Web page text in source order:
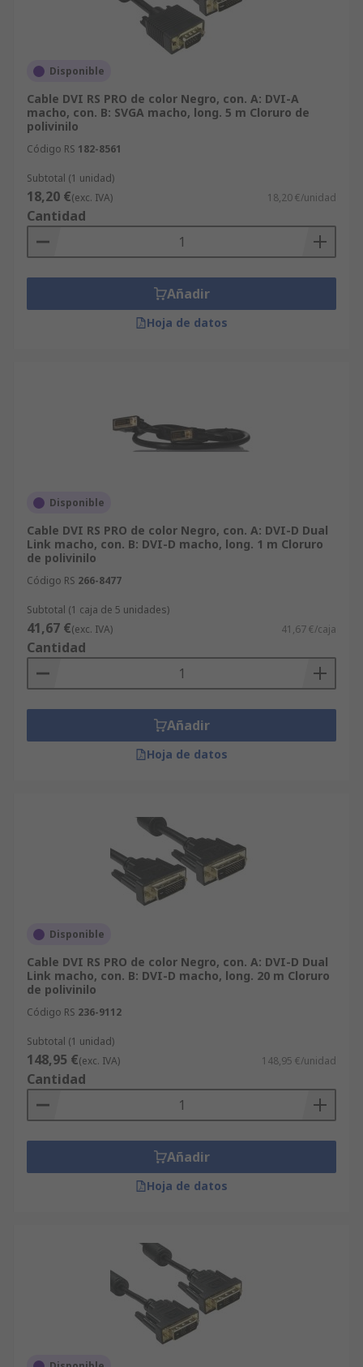
Disponible
Cable DVI RS PRO de color Negro, con. A: DVI-A
macho, con. B: SVGA macho, long. 5 m Cloruro de
polivinilo
Código RS 182-8561
Subtotal (1 unidad)
18,20 €(exc. IVA) 18,20 €/unidad
Cantidad
Añadir
Hoja de datos
Disponible
Cable DVI RS PRO de color Negro, con. A: DVI-D Dual
Link macho, con. B: DVI-D macho, long. 1 m Cloruro
de polivinilo
Código RS 266-8477
Subtotal (1 caja de 5 unidades)
41,67 €(exc. IVA) 41,67 €/caja
Cantidad
Añadir
Hoja de datos
Disponible
Cable DVI RS PRO de color Negro, con. A: DVI-D Dual
Link macho, con. B: DVI-D macho, long. 20 m Cloruro
de polivinilo
Código RS 236-9112
Subtotal (1 unidad)
148,95 €(exc. IVA) 148,95 €/unidad
Cantidad
Añadir
Hoja de datos